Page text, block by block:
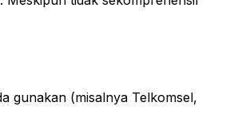
gunakan (misalnya Telkomsel,